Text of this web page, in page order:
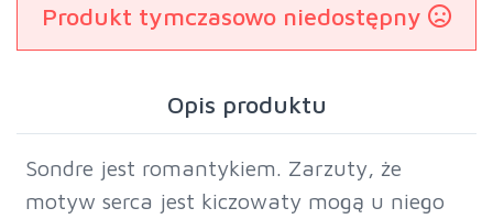
Produkt tymczasowo niedostępny
Opis produktu
Sondre jest romantykiem. Zarzuty, że
motyw serca jest kiczowaty mogą u niego